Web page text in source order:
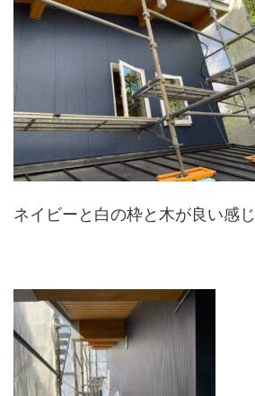
ネイビーと白の枠と木が良い感じ